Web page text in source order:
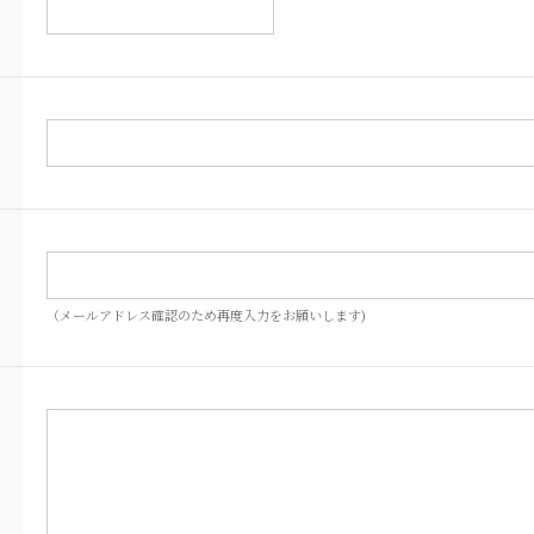
（メールアドレス確認のため再度入力をお願いします)